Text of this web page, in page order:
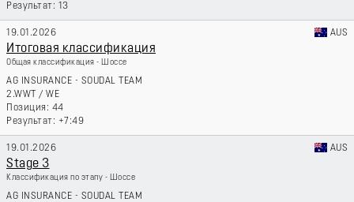
13
19.01.2026 AUS
Итоговая классификация
Общая классификация - Шоссе
AG INSURANCE - SOUDAL TEAM
2.WWT / WE
44
+7:49
19.01.2026 AUS
Stage 3
Классификация по этапу - Шоссе
AG INSURANCE - SOUDAL TEAM